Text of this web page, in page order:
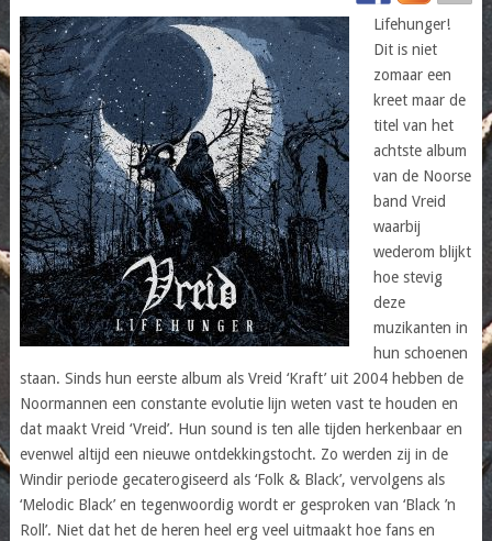
Lifehunger!
Dit is niet
zomaar een
kreet maar de
titel van het
achtste album
van de Noorse
band Vreid
waarbij
wederom blijkt
hoe stevig
deze
muzikanten in
hun schoenen
staan. Sinds hun eerste album als Vreid ‘Kraft’ uit 2004 hebben de
Noormannen een constante evolutie lijn weten vast te houden en
dat maakt Vreid ‘Vreid’. Hun sound is ten alle tijden herkenbaar en
evenwel altijd een nieuwe ontdekkingstocht. Zo werden zij in de
Windir periode gecaterogiseerd als ‘Folk & Black’, vervolgens als
‘Melodic Black’ en tegenwoordig wordt er gesproken van ‘Black ’n
Roll’. Niet dat het de heren heel erg veel uitmaakt hoe fans en